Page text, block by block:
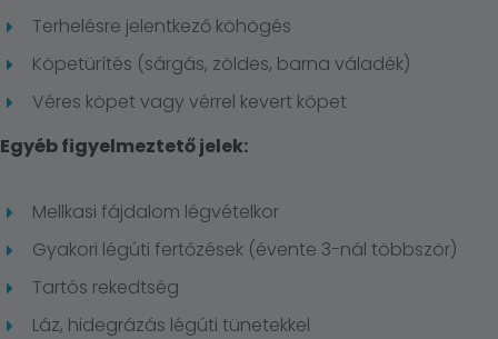
Terhelésre jelentkező köhögés
Köpetürítés (sárgás, zöldes, barna váladék)
Véres köpet vagy vérrel kevert köpet
Egyéb figyelmeztető jelek:
Mellkasi fájdalom légvételkor
Gyakori légúti fertőzések (évente 3-nál többször)
Tartós rekedtség
Láz, hidegrázás légúti tünetekkel